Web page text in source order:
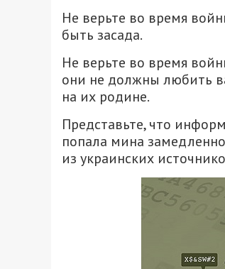
Не верьте во время
быть засада.
Не верьте во время
они не должны любить
на их родине.
Представьте, что
попала мина
из украинских